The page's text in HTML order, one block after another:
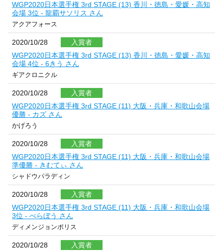
WGP2020日本選手権 3rd STAGE (13) 香川・徳島・愛媛・高知
会場 3位 - 龍覇サソリス さん
アクアフォース
2020/10/28
入賞者
WGP2020日本選手権 3rd STAGE (13) 香川・徳島・愛媛・高知
会場 4位 - 6きう さん
ギアクロニクル
2020/10/28
入賞者
WGP2020日本選手権 3rd STAGE (11) 大阪・兵庫・和歌山会場
優勝 - カズ さん
かげろう
2020/10/28
入賞者
WGP2020日本選手権 3rd STAGE (11) 大阪・兵庫・和歌山会場
準優勝 - きむてぃ さん
シャドウパラディン
2020/10/28
入賞者
WGP2020日本選手権 3rd STAGE (11) 大阪・兵庫・和歌山会場
3位 - べらぼう さん
ディメンジョンポリス
2020/10/28
入賞者